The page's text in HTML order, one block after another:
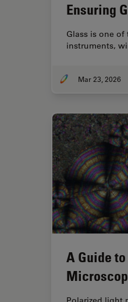
Ensuring
Glass is one
instruments,
Mar 23, 2026
A Guide